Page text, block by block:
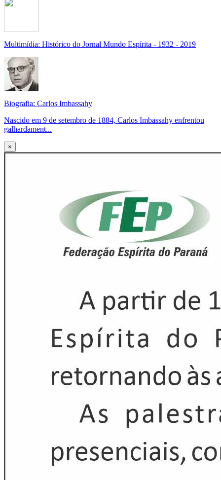
Multimídia: Histórico do Jornal Mundo Espírita - 1932 - 2019
Biografia: Carlos Imbassahy
Nascido em 9 de setembro de 1884, Carlos Imbassahy enfrentou
galhardament...
×